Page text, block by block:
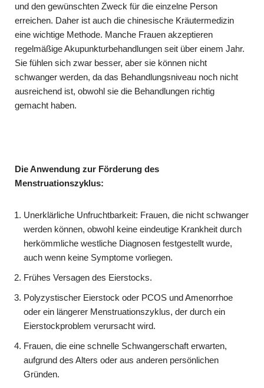
und den gewünschten Zweck für die einzelne Person
erreichen. Daher ist auch die chinesische Kräutermedizin
eine wichtige Methode. Manche Frauen akzeptieren
regelmäßige Akupunkturbehandlungen seit über einem Jahr.
Sie fühlen sich zwar besser, aber sie können nicht
schwanger werden, da das Behandlungsniveau noch nicht
ausreichend ist, obwohl sie die Behandlungen richtig
gemacht haben.
Die Anwendung zur Förderung des
Menstruationszyklus:
Unerklärliche Unfruchtbarkeit: Frauen, die nicht schwanger
werden können, obwohl keine eindeutige Krankheit durch
herkömmliche westliche Diagnosen festgestellt wurde,
auch wenn keine Symptome vorliegen.
Frühes Versagen des Eierstocks.
Polyzystischer Eierstock oder PCOS und Amenorrhoe
oder ein längerer Menstruationszyklus, der durch ein
Eierstockproblem verursacht wird.
Frauen, die eine schnelle Schwangerschaft erwarten,
aufgrund des Alters oder aus anderen persönlichen
Gründen.